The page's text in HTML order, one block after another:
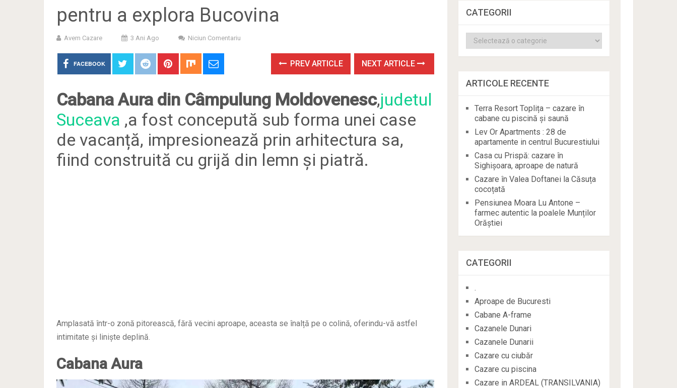
pentru a explora Bucovina
Avem Cazare 3 Ani Ago Niciun Comentariu
FACEBOOK PREV ARTICLE NEXT ARTICLE
Cabana Aura din Câmpulung Moldovenesc,judetul
Suceava ,a fost concepută sub forma unei case
de vacanță, impresionează prin arhitectura sa,
fiind construită cu grijă din lemn și piatră.
Amplasată într-o zonă pitorească, fără vecini aproape, aceasta se înalță pe o colină, oferindu-vă astfel
intimitate și liniște deplină.
Cabana Aura
CATEGORII
Categorii
ARTICOLE RECENTE
Terra Resort Toplița – cazare în
cabane cu piscină și saună
Lev Or Apartments : 28 de
apartamente in centrul Bucurestiului
Casa cu Prispă: cazare în
Sighișoara, aproape de natură
Cazare în Valea Doftanei la Căsuța
cocoțată
Pensiunea Moara Lu Antone –
farmec autentic la poalele Munților
Orăștiei
CATEGORII
.
Aproape de Bucuresti
Cabane A-frame
Cazanele Dunari
Cazanele Dunarii
Cazare cu ciubăr
Cazare cu piscina
Cazare in ARDEAL (TRANSILVANIA)